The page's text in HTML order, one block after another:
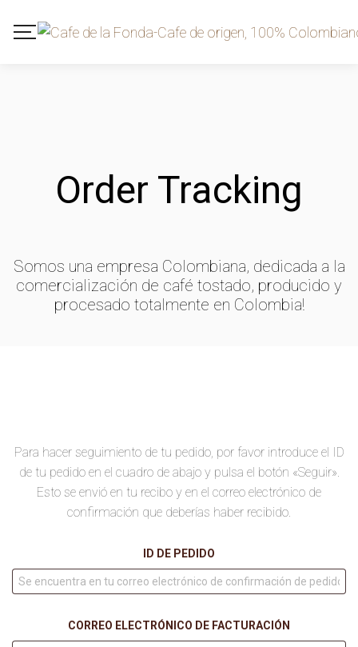
Order Tracking
Somos una empresa Colombiana, dedicada a la
comercialización de café tostado, producido y
procesado totalmente en Colombia!
Para hacer seguimiento de tu pedido, por favor introduce el ID
de tu pedido en el cuadro de abajo y pulsa el botón «Seguir».
Esto se envió en tu recibo y en el correo electrónico de
confirmación que deberías haber recibido.
ID DE PEDIDO
CORREO ELECTRÓNICO DE FACTURACIÓN